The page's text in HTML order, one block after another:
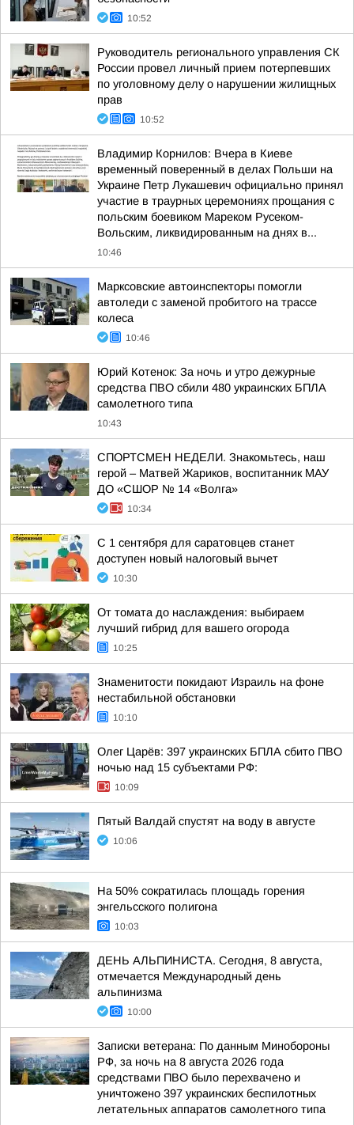
10:52
Руководитель регионального управления СК
России провел личный прием потерпевших
по уголовному делу о нарушении жилищных
прав
10:52
Владимир Корнилов: Вчера в Киеве
временный поверенный в делах Польши на
Украине Петр Лукашевич официально принял
участие в траурных церемониях прощания с
польским боевиком Мареком Русеком-
Вольским, ликвидированным на днях в...
10:46
Марксовские автоинспекторы помогли
автоледи с заменой пробитого на трассе
колеса
10:46
Юрий Котенок: За ночь и утро дежурные
средства ПВО сбили 480 украинских БПЛА
самолетного типа
10:43
СПОРТСМЕН НЕДЕЛИ. Знакомьтесь, наш
герой – Матвей Жариков, воспитанник МАУ
ДО «СШОР № 14 «Волга»
10:34
С 1 сентября для саратовцев станет
доступен новый налоговый вычет
10:30
От томата до наслаждения: выбираем
лучший гибрид для вашего огорода
10:25
Знаменитости покидают Израиль на фоне
нестабильной обстановки
10:10
Олег Царёв: 397 украинских БПЛА сбито ПВО
ночью над 15 субъектами РФ:
10:09
Пятый Валдай спустят на воду в августе
10:06
На 50% сократилась площадь горения
энгельсского полигона
10:03
ДЕНЬ АЛЬПИНИСТА. Сегодня, 8 августа,
отмечается Международный день
альпинизма
10:00
Записки ветерана: По данным Минобороны
РФ, за ночь на 8 августа 2026 года
средствами ПВО было перехвачено и
уничтожено 397 украинских беспилотных
летательных аппаратов самолетного типа